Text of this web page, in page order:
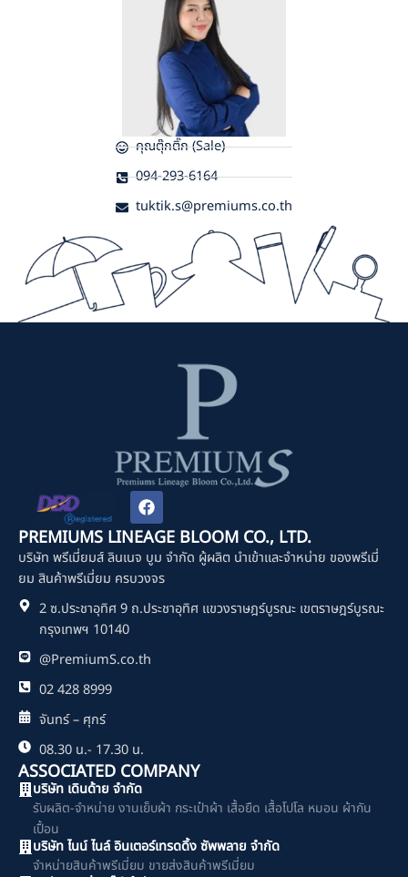
คุณตุ๊กติ๊ก (Sale)
094-293-6164
tuktik.s@premiums.co.th
F
a
c
e
b
o
k
PREMIUMS LINEAGE BLOOM CO., LTD.
บริษัท พรีเมี่ยมส์ ลินเนจ บูม จำกัด ผู้ผลิต นำเข้าและจำหน่าย ของพรีเมี่
ยม สินค้าพรีเมี่ยม ครบวงจร
2 ซ.ประชาอุทิศ 9 ถ.ประชาอุทิศ แขวงราษฎร์บูรณะ เขตราษฎร์บูรณะ
กรุงเทพฯ 10140
@PremiumS.co.th
02 428 8999
จันทร์ – ศุกร์
08.30 น.- 17.30 น.
ASSOCIATED COMPANY
บริษัท เดินด้าย จำกัด
รับผลิต-จำหน่าย งานเย็บผ้า กระเป๋าผ้า เสื้อยืด เสื้อโปโล หมอน ผ้ากัน
เปื้อน
บริษัท ไนน์ ไนล์ อินเตอร์เทรดดิ้ง ซัพพลาย จำกัด
จำหน่ายสินค้าพรีเมี่ยม ขายส่งสินค้าพรีเมี่ยม